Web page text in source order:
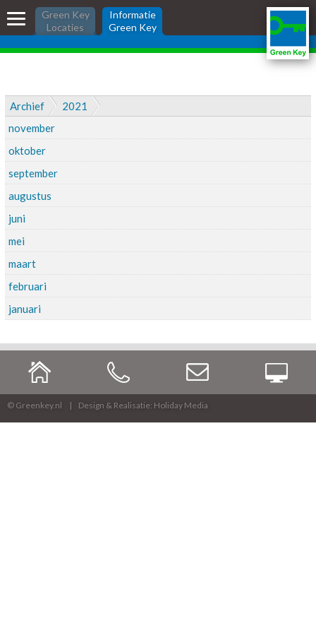
links
Jump
to
Jump
to
the
navigation
Archief
2021
november
oktober
september
augustus
juni
mei
maart
februari
januari
© Greenkey.nl Design & Realisatie: Holiday Media
Green Key
Locaties
Informatie
Green Key
Informatie Green
Key
Ik wil Green Key
Ik heb Green Key
Wat is Green Key?
Nieuws
inloggen